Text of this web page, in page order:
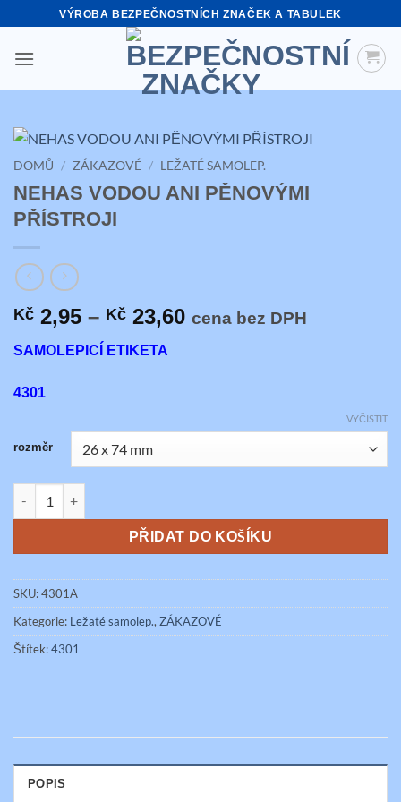
na
obsah
VÝROBA BEZPEČNOSTNÍCH ZNAČEK A TABULEK
DOMŮ / ZÁKAZOVÉ / LEŽATÉ SAMOLEP.
NEHAS VODOU ANI PĚNOVÝMI
PŘÍSTROJI
Kč 2,95 – Kč 23,60Rozpětí
cena bez DPH
SAMOLEPICÍ ETIKETA
4301
rozměr
VYČISTIT
PŘIDAT DO KOŠÍKU
SKU:4301A
Kategorie: Ležaté samolep.,ZÁKAZOVÉ
Štítek:4301
POPIS